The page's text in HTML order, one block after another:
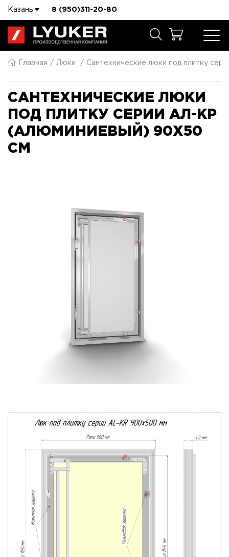
Казань 8 (950)311-20-80
Главная Люки Сантехнические люки под плитку
САНТЕХНИЧЕСКИЕ ЛЮКИ
ПОД ПЛИТКУ СЕРИИ АЛ-КР
(АЛЮМИНИЕВЫЙ) 90X50
СМ